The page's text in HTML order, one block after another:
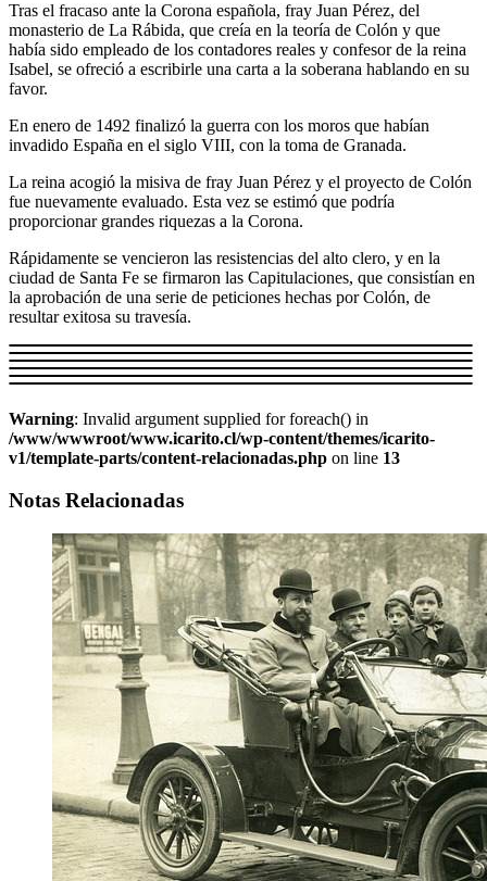
Tras el fracaso ante la Corona española, fray Juan Pérez, del
monasterio de La Rábida, que creía en la teoría de Colón y que
había sido empleado de los contadores reales y confesor de la reina
Isabel, se ofreció a escribirle una carta a la soberana hablando en su
favor.
En enero de 1492 finalizó la guerra con los moros que habían
invadido España en el siglo VIII, con la toma de Granada.
La reina acogió la misiva de fray Juan Pérez y el proyecto de Colón
fue nuevamente evaluado. Esta vez se estimó que podría
proporcionar grandes riquezas a la Corona.
Rápidamente se vencieron las resistencias del alto clero, y en la
ciudad de Santa Fe se firmaron las Capitulaciones, que consistían en
la aprobación de una serie de peticiones hechas por Colón, de
resultar exitosa su travesía.
Warning: Invalid argument supplied for foreach() in
/www/wwwroot/www.icarito.cl/wp-content/themes/icarito-
v1/template-parts/content-relacionadas.php on line 13
Notas Relacionadas